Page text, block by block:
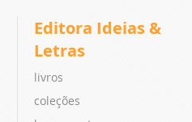
Editora Ideias &
Letras
livros
coleções